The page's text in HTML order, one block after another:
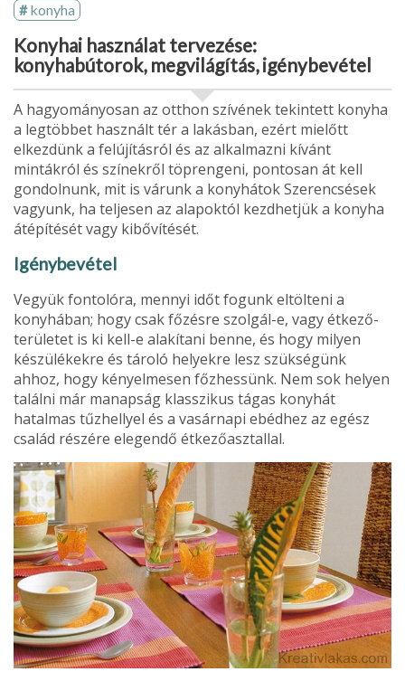
konyha
Konyhai használat tervezése:
konyhabútorok, megvilágítás, igénybevétel
A hagyományosan az otthon szívének tekintett konyha
a legtöbbet használt tér a lakásban, ezért mielőtt
elkezdünk a felújításról és az alkalmazni kívánt
mintákról és színekről töprengeni, pon­tosan át kell
gondolnunk, mit is várunk a konyhátok Szerencsések
vagyunk, ha teljesen az alapoktól kezdhetjük a konyha
átépítését vagy kibővítését.
Igénybevétel
Vegyük fontolóra, mennyi időt fogunk eltölteni a
konyhában; hogy csak főzésre szolgál-e, vagy étkező­
területet is ki kell-e alakítani benne, és hogy milyen
készülékekre és tároló helyekre lesz szükségünk
ahhoz, hogy kényelmesen főzhessünk. Nem sok helyen
találni már manapság klasszikus tágas konyhát
hatalmas tűz­hellyel és a vasárnapi ebédhez az egész
család részére elegendő étkezőasztallal.